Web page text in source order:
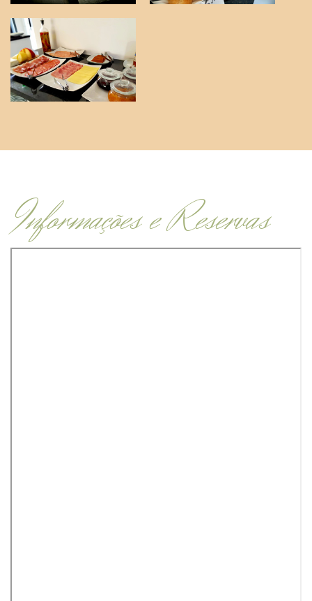
Informações e Reservas